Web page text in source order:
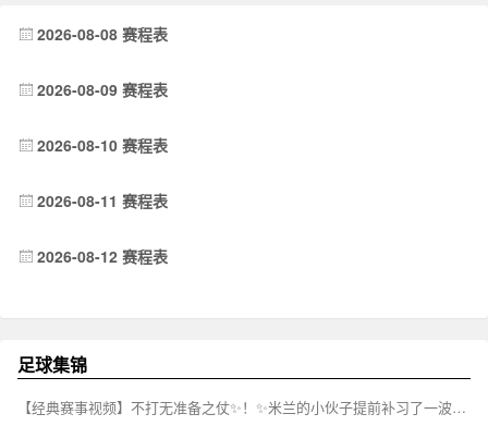
2026-08-08 赛程表
2026-08-09 赛程表
2026-08-10 赛程表
2026-08-11 赛程表
2026-08-12 赛程表
足球集锦
【经典赛事视频】不打无准备之仗✨！✨米兰的小伙子提前补习了一波雅加达知识！✌️